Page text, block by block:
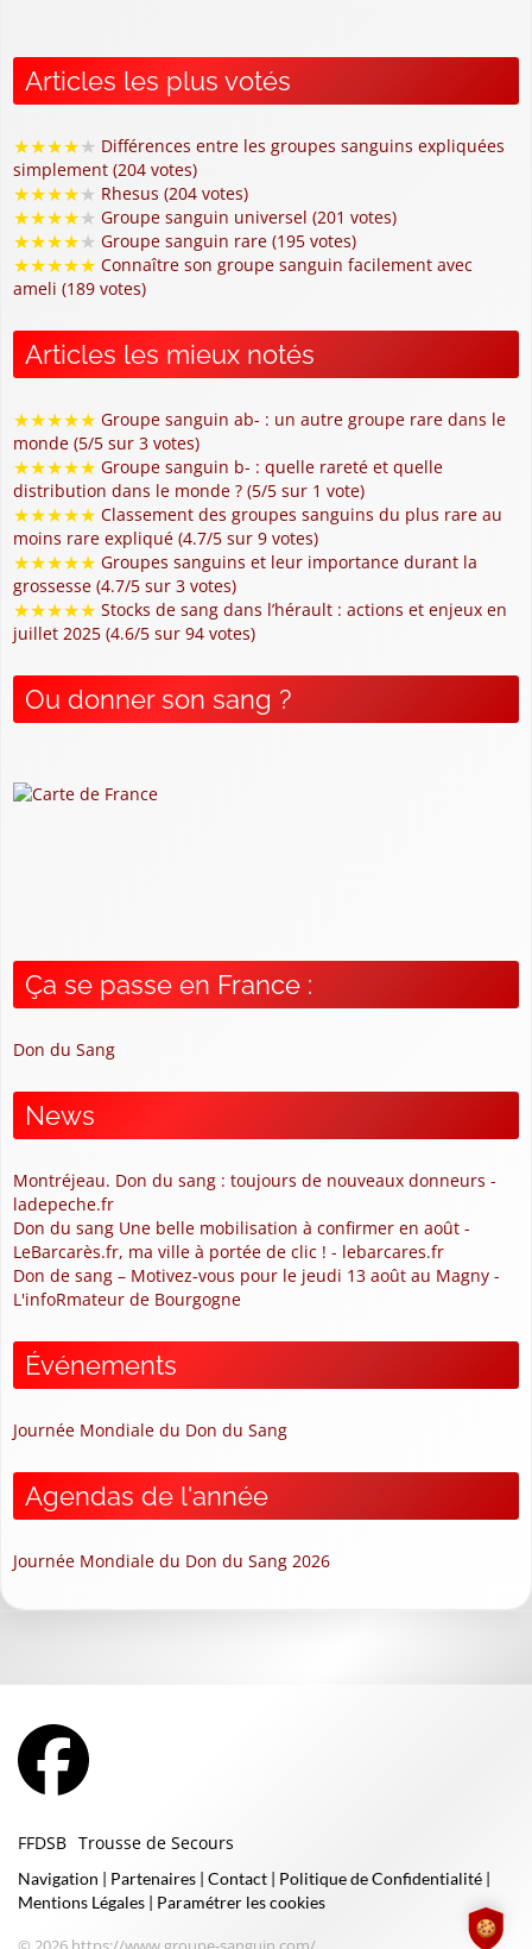
Articles les plus votés
★★★★★ Différences entre les groupes sanguins expliquées
simplement (204 votes)
★★★★★ Rhesus (204 votes)
★★★★★ Groupe sanguin universel (201 votes)
★★★★★ Groupe sanguin rare (195 votes)
★★★★★ Connaître son groupe sanguin facilement avec
ameli (189 votes)
Articles les mieux notés
★★★★★ Groupe sanguin ab- : un autre groupe rare dans le
monde (5/5 sur 3 votes)
★★★★★ Groupe sanguin b- : quelle rareté et quelle
distribution dans le monde ? (5/5 sur 1 vote)
★★★★★ Classement des groupes sanguins du plus rare au
moins rare expliqué (4.7/5 sur 9 votes)
★★★★★ Groupes sanguins et leur importance durant la
grossesse (4.7/5 sur 3 votes)
★★★★★ Stocks de sang dans l’hérault : actions et enjeux en
juillet 2025 (4.6/5 sur 94 votes)
Ou donner son sang ?
Ça se passe en France :
Don du Sang
News
Montréjeau. Don du sang : toujours de nouveaux donneurs -
ladepeche.fr
Don du sang Une belle mobilisation à confirmer en août -
LeBarcarès.fr, ma ville à portée de clic ! - lebarcares.fr
Don de sang – Motivez-vous pour le jeudi 13 août au Magny -
L'infoRmateur de Bourgogne
Événements
Journée Mondiale du Don du Sang
Agendas de l'année
Journée Mondiale du Don du Sang 2026
FFDSB Trousse de Secours
Navigation | Partenaires | Contact | Politique de Confidentialité |
Mentions Légales | Paramétrer les cookies